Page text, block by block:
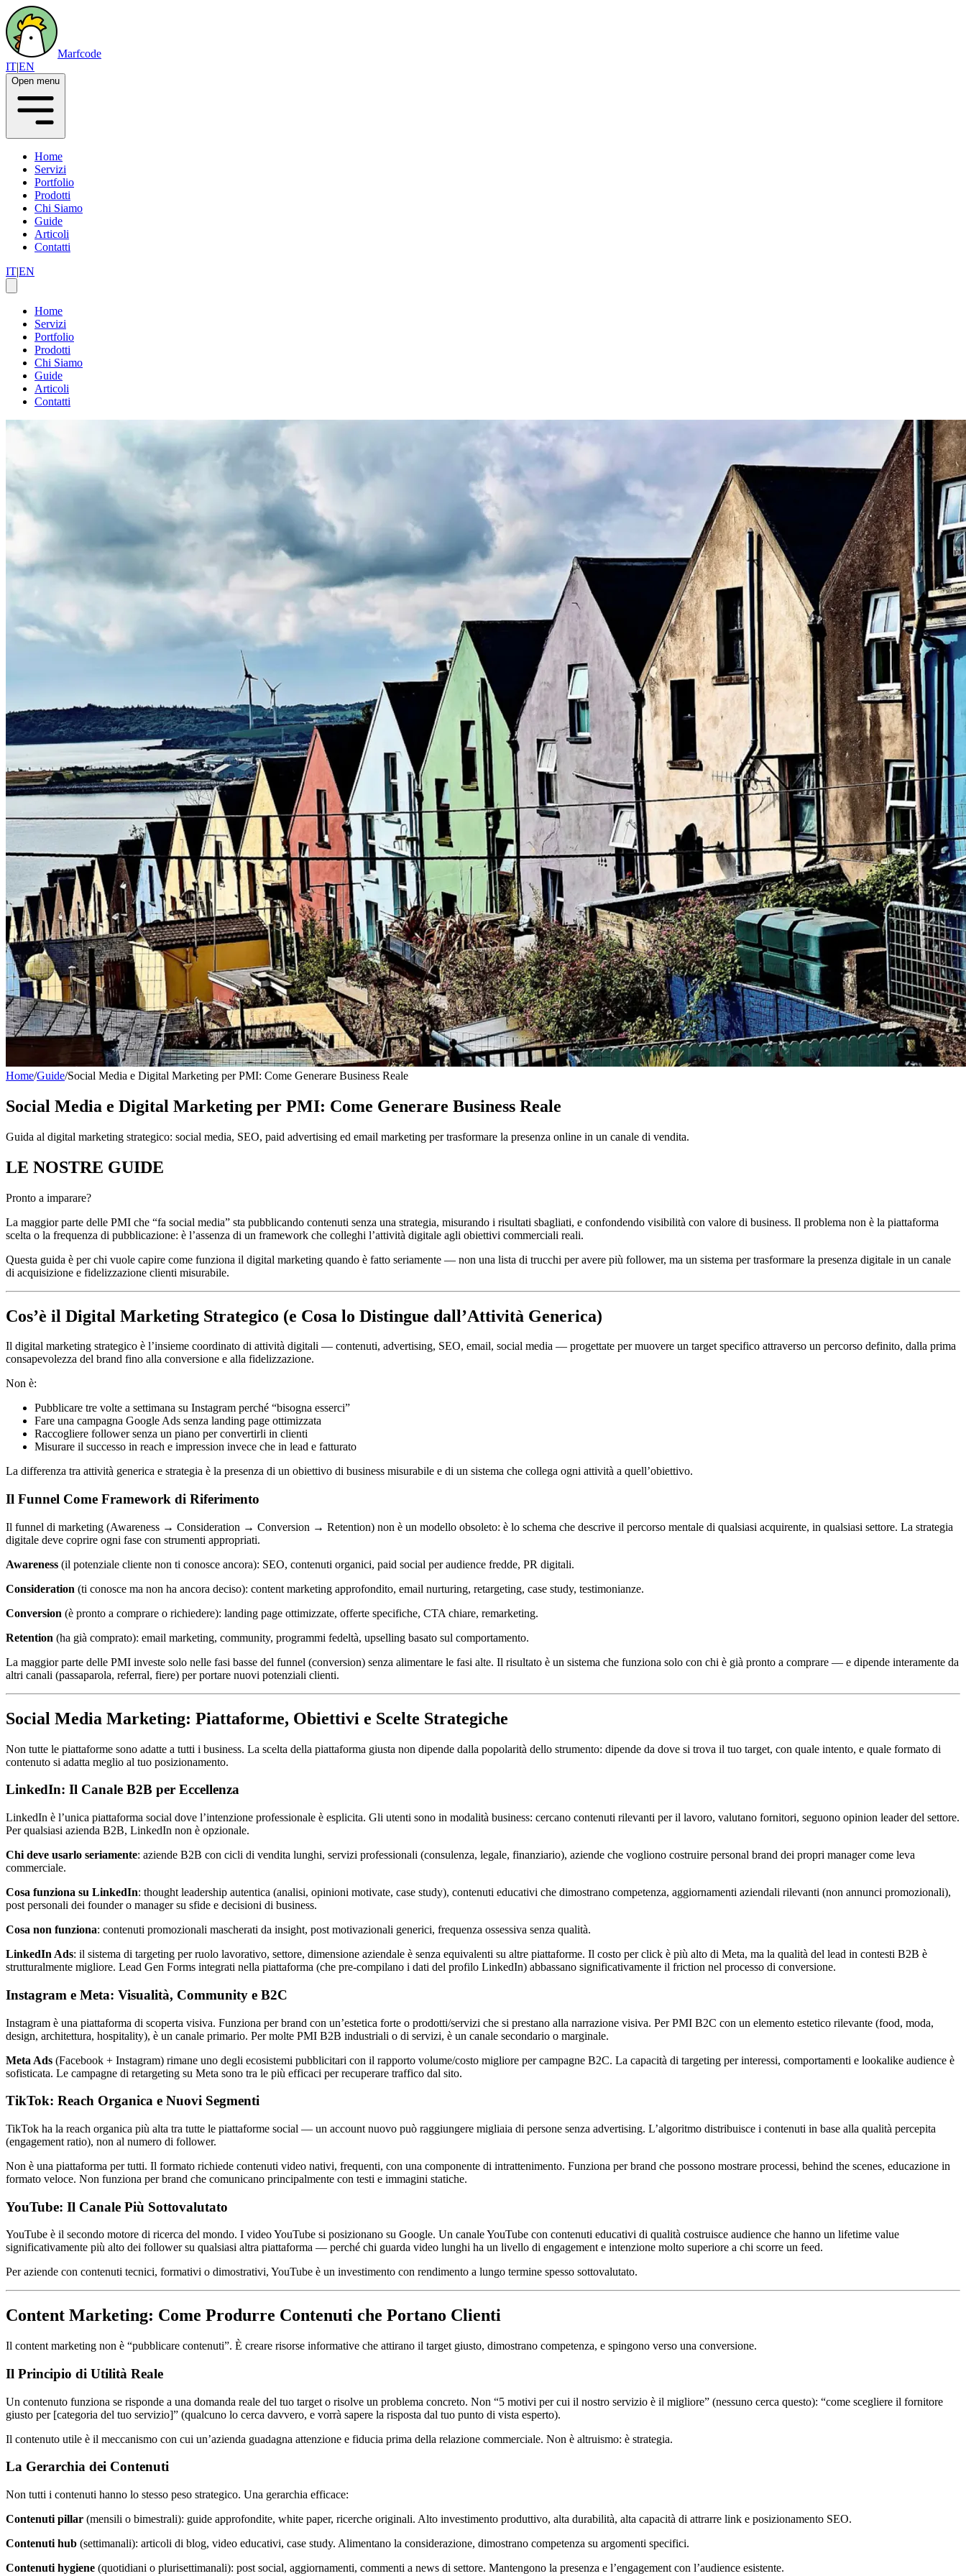
Marfcode
IT|EN
Open menu
Home
Servizi
Portfolio
Prodotti
Chi Siamo
Guide
Articoli
Contatti
IT|EN
Home
Servizi
Portfolio
Prodotti
Chi Siamo
Guide
Articoli
Contatti
Home/Guide/Social Media e Digital Marketing per PMI: Come Generare Business Reale
Social Media e Digital Marketing per PMI: Come Generare Business Reale
Guida al digital marketing strategico: social media, SEO, paid advertising ed email marketing per trasformare la presenza online in un canale di vendita.
LE NOSTRE GUIDE
Pronto a imparare?
La maggior parte delle PMI che “fa social media” sta pubblicando contenuti senza una strategia, misurando i risultati sbagliati, e confondendo visibilità con valore di business. Il problema non è la piattaforma
scelta o la frequenza di pubblicazione: è l’assenza di un framework che colleghi l’attività digitale agli obiettivi commerciali reali.
Questa guida è per chi vuole capire come funziona il digital marketing quando è fatto seriamente — non una lista di trucchi per avere più follower, ma un sistema per trasformare la presenza digitale in un canale
di acquisizione e fidelizzazione clienti misurabile.
Cos’è il Digital Marketing Strategico (e Cosa lo Distingue dall’Attività Generica)
Il digital marketing strategico è l’insieme coordinato di attività digitali — contenuti, advertising, SEO, email, social media — progettate per muovere un target specifico attraverso un percorso definito, dalla prima
consapevolezza del brand fino alla conversione e alla fidelizzazione.
Non è:
Pubblicare tre volte a settimana su Instagram perché “bisogna esserci”
Fare una campagna Google Ads senza landing page ottimizzata
Raccogliere follower senza un piano per convertirli in clienti
Misurare il successo in reach e impression invece che in lead e fatturato
La differenza tra attività generica e strategia è la presenza di un obiettivo di business misurabile e di un sistema che collega ogni attività a quell’obiettivo.
Il Funnel Come Framework di Riferimento
Il funnel di marketing (Awareness → Consideration → Conversion → Retention) non è un modello obsoleto: è lo schema che descrive il percorso mentale di qualsiasi acquirente, in qualsiasi settore. La strategia
digitale deve coprire ogni fase con strumenti appropriati.
Awareness (il potenziale cliente non ti conosce ancora): SEO, contenuti organici, paid social per audience fredde, PR digitali.
Consideration (ti conosce ma non ha ancora deciso): content marketing approfondito, email nurturing, retargeting, case study, testimonianze.
Conversion (è pronto a comprare o richiedere): landing page ottimizzate, offerte specifiche, CTA chiare, remarketing.
Retention (ha già comprato): email marketing, community, programmi fedeltà, upselling basato sul comportamento.
La maggior parte delle PMI investe solo nelle fasi basse del funnel (conversion) senza alimentare le fasi alte. Il risultato è un sistema che funziona solo con chi è già pronto a comprare — e dipende interamente da
altri canali (passaparola, referral, fiere) per portare nuovi potenziali clienti.
Social Media Marketing: Piattaforme, Obiettivi e Scelte Strategiche
Non tutte le piattaforme sono adatte a tutti i business. La scelta della piattaforma giusta non dipende dalla popolarità dello strumento: dipende da dove si trova il tuo target, con quale intento, e quale formato di
contenuto si adatta meglio al tuo posizionamento.
LinkedIn: Il Canale B2B per Eccellenza
LinkedIn è l’unica piattaforma social dove l’intenzione professionale è esplicita. Gli utenti sono in modalità business: cercano contenuti rilevanti per il lavoro, valutano fornitori, seguono opinion leader del settore.
Per qualsiasi azienda B2B, LinkedIn non è opzionale.
Chi deve usarlo seriamente: aziende B2B con cicli di vendita lunghi, servizi professionali (consulenza, legale, finanziario), aziende che vogliono costruire personal brand dei propri manager come leva
commerciale.
Cosa funziona su LinkedIn: thought leadership autentica (analisi, opinioni motivate, case study), contenuti educativi che dimostrano competenza, aggiornamenti aziendali rilevanti (non annunci promozionali),
post personali dei founder o manager su sfide e decisioni di business.
Cosa non funziona: contenuti promozionali mascherati da insight, post motivazionali generici, frequenza ossessiva senza qualità.
LinkedIn Ads: il sistema di targeting per ruolo lavorativo, settore, dimensione aziendale è senza equivalenti su altre piattaforme. Il costo per click è più alto di Meta, ma la qualità del lead in contesti B2B è
strutturalmente migliore. Lead Gen Forms integrati nella piattaforma (che pre-compilano i dati del profilo LinkedIn) abbassano significativamente il friction nel processo di conversione.
Instagram e Meta: Visualità, Community e B2C
Instagram è una piattaforma di scoperta visiva. Funziona per brand con un’estetica forte o prodotti/servizi che si prestano alla narrazione visiva. Per PMI B2C con un elemento estetico rilevante (food, moda,
design, architettura, hospitality), è un canale primario. Per molte PMI B2B industriali o di servizi, è un canale secondario o marginale.
Meta Ads (Facebook + Instagram) rimane uno degli ecosistemi pubblicitari con il rapporto volume/costo migliore per campagne B2C. La capacità di targeting per interessi, comportamenti e lookalike audience è
sofisticata. Le campagne di retargeting su Meta sono tra le più efficaci per recuperare traffico dal sito.
TikTok: Reach Organica e Nuovi Segmenti
TikTok ha la reach organica più alta tra tutte le piattaforme social — un account nuovo può raggiungere migliaia di persone senza advertising. L’algoritmo distribuisce i contenuti in base alla qualità percepita
(engagement ratio), non al numero di follower.
Non è una piattaforma per tutti. Il formato richiede contenuti video nativi, frequenti, con una componente di intrattenimento. Funziona per brand che possono mostrare processi, behind the scenes, educazione in
formato veloce. Non funziona per brand che comunicano principalmente con testi e immagini statiche.
YouTube: Il Canale Più Sottovalutato
YouTube è il secondo motore di ricerca del mondo. I video YouTube si posizionano su Google. Un canale YouTube con contenuti educativi di qualità costruisce audience che hanno un lifetime value
significativamente più alto dei follower su qualsiasi altra piattaforma — perché chi guarda video lunghi ha un livello di engagement e intenzione molto superiore a chi scorre un feed.
Per aziende con contenuti tecnici, formativi o dimostrativi, YouTube è un investimento con rendimento a lungo termine spesso sottovalutato.
Content Marketing: Come Produrre Contenuti che Portano Clienti
Il content marketing non è “pubblicare contenuti”. È creare risorse informative che attirano il target giusto, dimostrano competenza, e spingono verso una conversione.
Il Principio di Utilità Reale
Un contenuto funziona se risponde a una domanda reale del tuo target o risolve un problema concreto. Non “5 motivi per cui il nostro servizio è il migliore” (nessuno cerca questo): “come scegliere il fornitore
giusto per [categoria del tuo servizio]” (qualcuno lo cerca davvero, e vorrà sapere la risposta dal tuo punto di vista esperto).
Il contenuto utile è il meccanismo con cui un’azienda guadagna attenzione e fiducia prima della relazione commerciale. Non è altruismo: è strategia.
La Gerarchia dei Contenuti
Non tutti i contenuti hanno lo stesso peso strategico. Una gerarchia efficace:
Contenuti pillar (mensili o bimestrali): guide approfondite, white paper, ricerche originali. Alto investimento produttivo, alta durabilità, alta capacità di attrarre link e posizionamento SEO.
Contenuti hub (settimanali): articoli di blog, video educativi, case study. Alimentano la considerazione, dimostrano competenza su argomenti specifici.
Contenuti hygiene (quotidiani o plurisettimanali): post social, aggiornamenti, commenti a news di settore. Mantengono la presenza e l’engagement con l’audience esistente.